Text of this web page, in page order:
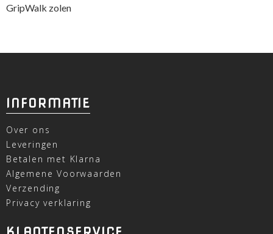
GripWalk zolen
INFORMATIE
Over ons
Leveringen
Betalen met Klarna
Algemene Voorwaarden
Verzending
Privacy verklaring